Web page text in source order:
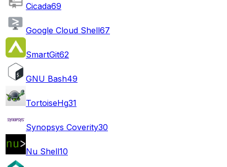
Cicada69
Google Cloud Shell67
SmartGit62
GNU Bash49
TortoiseHg31
Synopsys Coverity30
Nu Shell10